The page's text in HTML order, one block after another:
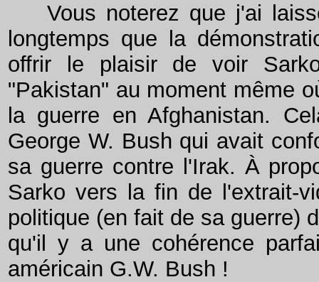
Vous noterez que j'ai
longtemps que la
offrir le plaisir de voir
"Pakistan" au moment même
la guerre en Afghanistan.
George W. Bush qui avait
sa guerre contre l'Irak. À
Sarko vers la fin de l'extrait-
politique (en fait de sa guerre)
qu'il y a une cohérence
américain G.W. Bush !